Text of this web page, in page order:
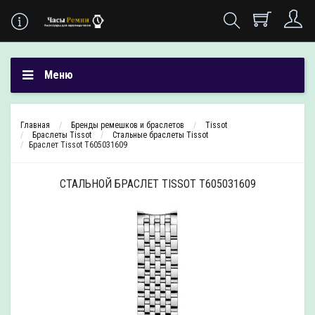
Меню
Главная Бренды ремешков и браслетов
Tissot
Браслеты Tissot
Стальные браслеты Tissot
Браслет Tissot T605031609
СТАЛЬНОЙ БРАСЛЕТ TISSOT T605031609